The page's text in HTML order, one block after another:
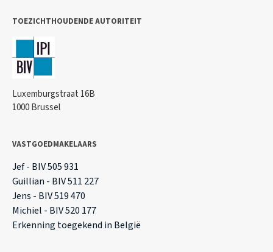
TOEZICHTHOUDENDE AUTORITEIT
Luxemburgstraat 16B
1000 Brussel
VASTGOEDMAKELAARS
Jef - BIV 505 931
Guillian - BIV 511 227
Jens - BIV 519 470
Michiel - BIV 520 177
Erkenning toegekend in België